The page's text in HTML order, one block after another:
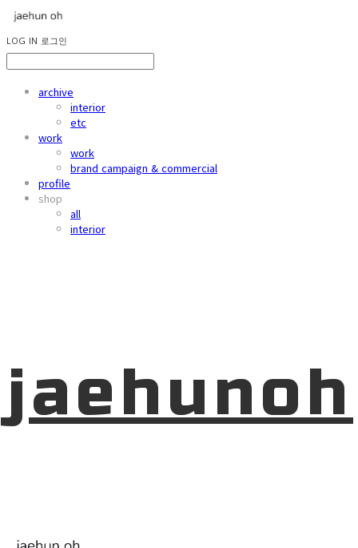
LOG IN 로그인
archive
interior
etc
work
work
brand campaign & commercial
profile
shop
all
interior
jaehunoh